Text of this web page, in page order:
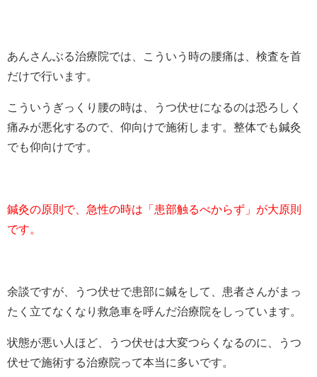
あんさんぶる治療院では、こういう時の腰痛は、検査を首
だけで行います。
こういうぎっくり腰の時は、うつ伏せになるのは恐ろしく
痛みが悪化するので、仰向けで施術します。整体でも鍼灸
でも仰向けです。
鍼灸の原則で、急性の時は「患部触るべからず」が大原則
です。
余談ですが、うつ伏せで患部に鍼をして、患者さんがまっ
たく立てなくなり救急車を呼んだ治療院をしっています。
状態が悪い人ほど、うつ伏せは大変つらくなるのに、うつ
伏せで施術する治療院って本当に多いです。